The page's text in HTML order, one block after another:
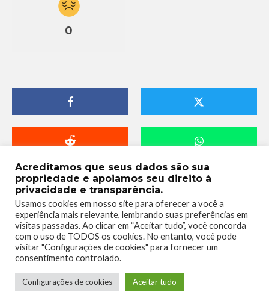
0
Telmo Camargo
Acreditamos que seus dados são sua
propriedade e apoiamos seu direito à
privacidade e transparência.
Usamos cookies em nosso site para oferecer a você a
experiência mais relevante, lembrando suas preferências em
visitas passadas. Ao clicar em “Aceitar tudo”, você concorda
com o uso de TODOS os cookies. No entanto, você pode
visitar "Configurações de cookies" para fornecer um
consentimento controlado.
Configurações de cookies Aceitar tudo